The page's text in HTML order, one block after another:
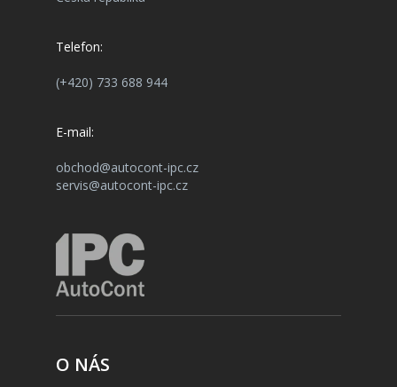
Telefon:
(+420) 733 688 944
E-mail:
obchod@autocont-ipc.cz
servis@autocont-ipc.cz
O NÁS